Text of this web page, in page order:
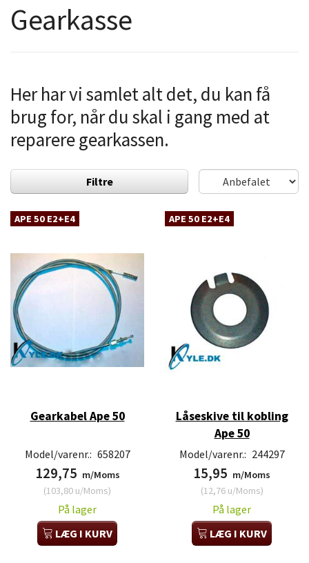
Gearkasse
Her har vi samlet alt det, du kan få
brug for, når du skal i gang med at
reparere gearkassen.
Filtre
APE 50 E2+E4
Gearkabel Ape 50
Model/varenr.: 658207
129,75 m/Moms
(103,80 u/Moms)
På lager
LÆG I KURV
APE 50 E2+E4
Låseskive til kobling
Ape 50
Model/varenr.: 244297
15,95 m/Moms
(12,76u/Moms)
På lager
LÆG I KURV